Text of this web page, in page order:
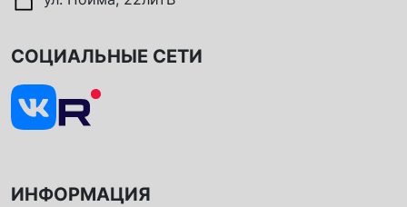
ИНФОРМАЦИЯ
СОЦИАЛЬНЫЕ СЕТИ